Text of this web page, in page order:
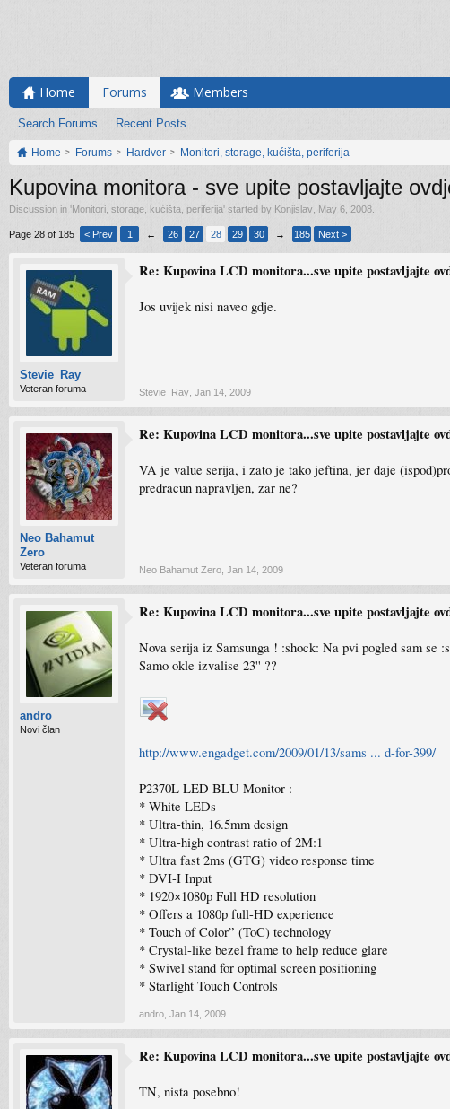
Home Forums
Search Forums Recent Posts
Members
Home Forums Hardver Monitori, storage, kućišta, periferija
Kupovina monitora - sve upite postavljajte
Discussion in 'Monitori, storage, kućišta, periferija' started by Konjislav May 6, 2008
Page 28 of 185 < Prev 1 ← 26 27 28 29 30 → 185 Next >
Stevie_Ray
Veteran foruma
Re: Kupovina LCD monitora...sve upite postavljajte
Jos uvijek nisi naveo gdje.
Stevie_Ray Jan 14, 2009
Neo Bahamut
Zero
Veteran foruma
Re: Kupovina LCD monitora...sve upite postavljajte
VA je value serija, i zato je tako jeftina, jer daje
predracun napravljen, zar ne?
Neo Bahamut Zero Jan 14, 2009
andro
Novi član
Re: Kupovina LCD monitora...sve upite postavljajte
Nova serija iz Samsunga ! :shock: Na pvi pogled sam se
Samo okle izvalise 23'' ??
http://www.engadget.com/2009/01/13/sams ... d-for-399/
P2370L LED BLU Monitor :
* White LEDs
* Ultra-thin, 16.5mm design
* Ultra-high contrast ratio of 2M:1
* Ultra fast 2ms (GTG) video response time
* DVI-I Input
* 1920×1080p Full HD resolution
* Offers a 1080p full-HD experience
* Touch of Color” (ToC) technology
* Crystal-like bezel frame to help reduce glare
* Swivel stand for optimal screen positioning
* Starlight Touch Controls
andro Jan 14, 2009
Re: Kupovina LCD monitora...sve upite postavljajte
TN, nista posebno!